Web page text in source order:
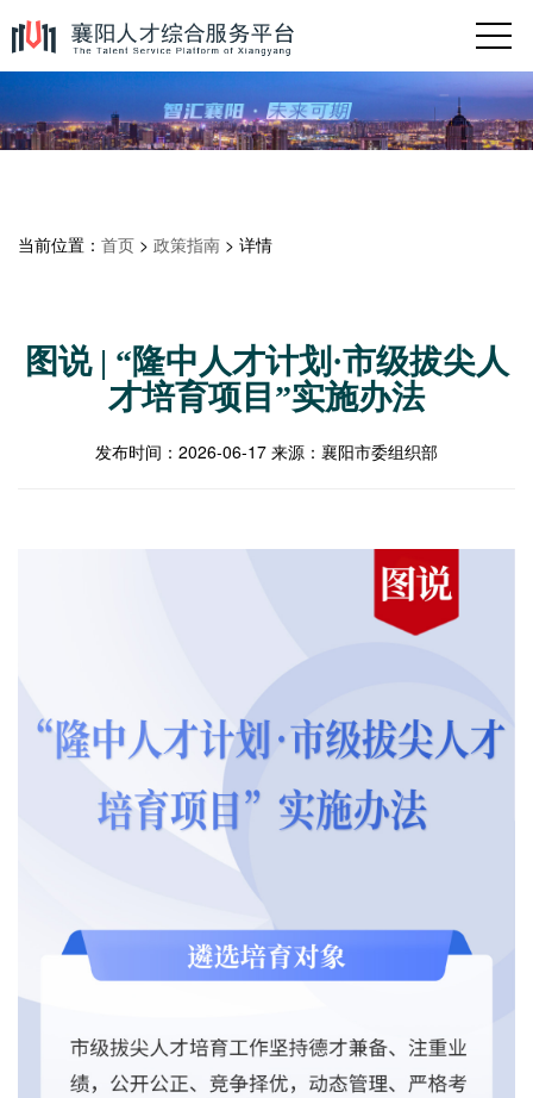
当前位置： 首页 > 政策指南 > 详情
图说 | “隆中人才计划·市级拔尖人
才培育项目”实施办法
发布时间： 2026-06-17 来源： 襄阳市委组织部